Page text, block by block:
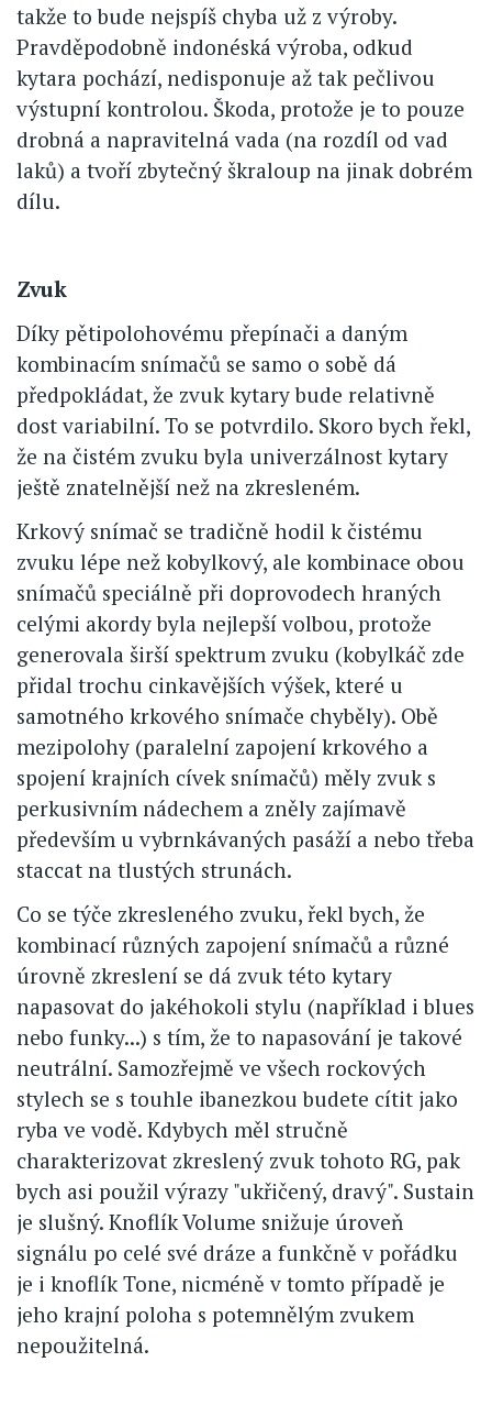
takže to bude nejspíš chyba už z výroby.
Pravděpodobně indonéská výroba, odkud
kytara pochází, nedisponuje až tak pečlivou
výstupní kontrolou. Škoda, protože je to pouze
drobná a napravitelná vada (na rozdíl od vad
laků) a tvoří zbytečný škraloup na jinak dobrém
dílu.
Zvuk
Díky pětipolohovému přepínači a daným
kombinacím snímačů se samo o sobě dá
předpokládat, že zvuk kytary bude relativně
dost variabilní. To se potvrdilo. Skoro bych řekl,
že na čistém zvuku byla univerzálnost kytary
ještě znatelnější než na zkresleném.
Krkový snímač se tradičně hodil k čistému
zvuku lépe než kobylkový, ale kombinace obou
snímačů speciálně při doprovodech hraných
celými akordy byla nejlepší volbou, protože
generovala širší spektrum zvuku (kobylkáč zde
přidal trochu cinkavějších výšek, které u
samotného krkového snímače chyběly). Obě
mezipolohy (paralelní zapojení krkového a
spojení krajních cívek snímačů) měly zvuk s
perkusivním nádechem a zněly zajímavě
především u vybrnkávaných pasáží a nebo třeba
staccat na tlustých strunách.
Co se týče zkresleného zvuku, řekl bych, že
kombinací různých zapojení snímačů a různé
úrovně zkreslení se dá zvuk této kytary
napasovat do jakéhokoli stylu (například i blues
nebo funky...) s tím, že to napasování je takové
neutrální. Samozřejmě ve všech rockových
stylech se s touhle ibanezkou budete cítit jako
ryba ve vodě. Kdybych měl stručně
charakterizovat zkreslený zvuk tohoto RG, pak
bych asi použil výrazy "ukřičený, dravý". Sustain
je slušný. Knoflík Volume snižuje úroveň
signálu po celé své dráze a funkčně v pořádku
je i knoflík Tone, nicméně v tomto případě je
jeho krajní poloha s potemnělým zvukem
nepoužitelná.